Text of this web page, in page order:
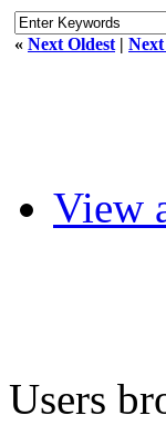
« Next Oldest |
View
Users